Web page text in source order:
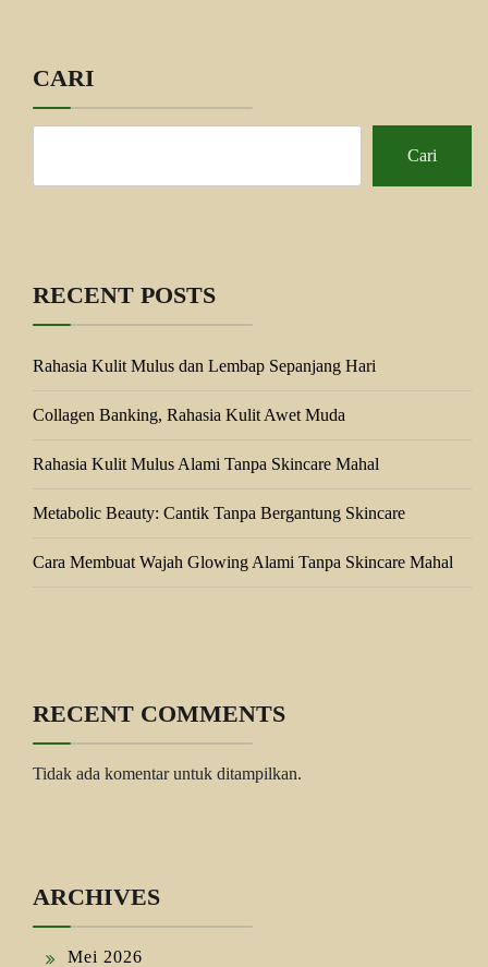
CARI
Cari
RECENT POSTS
Rahasia Kulit Mulus dan Lembap Sepanjang Hari
Collagen Banking, Rahasia Kulit Awet Muda
Rahasia Kulit Mulus Alami Tanpa Skincare Mahal
Metabolic Beauty: Cantik Tanpa Bergantung Skincare
Cara Membuat Wajah Glowing Alami Tanpa Skincare Mahal
RECENT COMMENTS
Tidak ada komentar untuk ditampilkan.
ARCHIVES
Mei 2026